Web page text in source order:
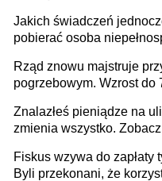
pracodawcy (sektor
publiczna), najczęstsze
Jakich świadczeń
pobierać osoba
Rząd znowu majstruje
pogrzebowym. Wzrost do
Znalazłeś pieniądze na
zmienia wszystko.
Fiskus wzywa do zapłaty
Byli przekonani, że